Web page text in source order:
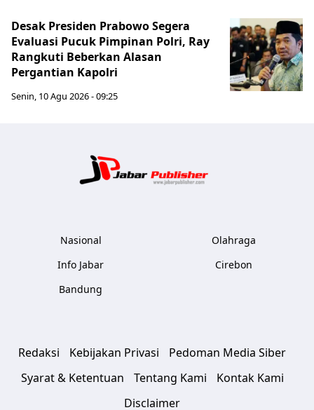
Desak Presiden Prabowo Segera
Evaluasi Pucuk Pimpinan Polri, Ray
Rangkuti Beberkan Alasan
Pergantian Kapolri
Senin, 10 Agu 2026 - 09:25
Nasional
Info Jabar
Bandung
Olahraga
Cirebon
Redaksi Kebijakan Privasi
Pedoman Media Siber
Syarat & Ketentuan
Tentang Kami
Kontak Kami
Disclaimer